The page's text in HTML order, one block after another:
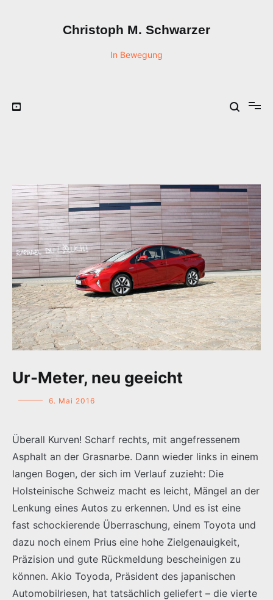
Christoph M. Schwarzer
In Bewegung
Ur-Meter, neu geeicht
6. Mai 2016
Überall Kurven! Scharf rechts, mit angefressenem
Asphalt an der Grasnarbe. Dann wieder links in einem
langen Bogen, der sich im Verlauf zuzieht: Die
Holsteinische Schweiz macht es leicht, Mängel an der
Lenkung eines Autos zu erkennen. Und es ist eine
fast schockierende Überraschung, einem Toyota und
dazu noch einem Prius eine hohe Zielgenauigkeit,
Präzision und gute Rückmeldung bescheinigen zu
können. Akio Toyoda, Präsident des japanischen
Automobilriesen, hat tatsächlich geliefert – die vierte